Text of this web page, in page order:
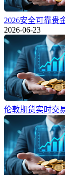
2026安全可靠贵
2026-06-23
伦敦期货实时交